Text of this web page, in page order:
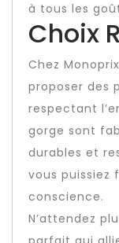
à tous les
Choix
Chez
proposer des
respectant
gorge sont
durables et
vous puissiez
conscience.
N’attendez